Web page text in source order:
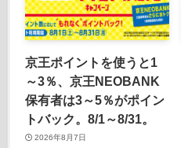
京王ポイントを使うと1
～3％、京王NEOBANK
保有者は3～5％がポイン
トバック。8/1～8/31。
2026年8月7日